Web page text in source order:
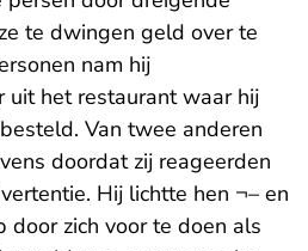
te dwingen geld over te
nam hij
uit het restaurant waar hij
Van twee anderen
doordat zij reageerden
Hij lichtte hen ¬– en
door zich voor te doen als